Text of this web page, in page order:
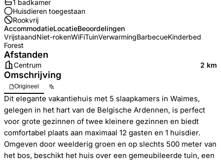
1 badkamer
Huisdieren toegestaan
Rookvrij
AccommodatieLocatieBeoordelingen
VrijstaandNiet-rokenWiFiTuinVerwarmingBarbecueKinderbed
Forest
Afstanden
Centrum 2 km
Omschrijving
Origineel
Dit elegante vakantiehuis met 5 slaapkamers in Waimes,
gelegen in het hart van de Belgische Ardennen, is perfect
voor grote gezinnen of twee kleinere gezinnen en biedt
comfortabel plaats aan maximaal 12 gasten en 1 huisdier.
Omgeven door weelderig groen en op slechts 500 meter van
het bos, beschikt het huis over een gemeubileerde tuin, een